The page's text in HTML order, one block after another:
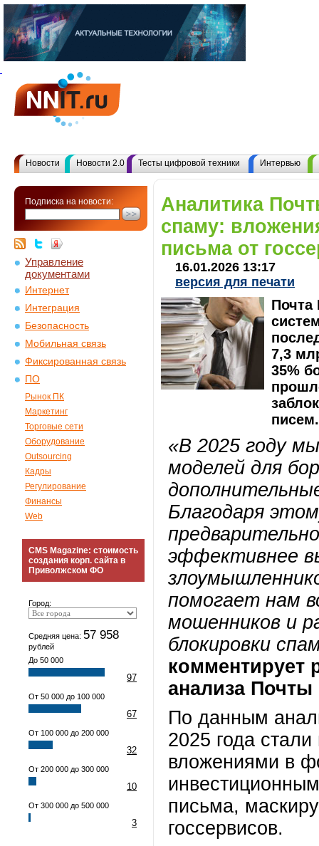
Новости Новости 2.0 Тесты цифровой техники Интервью
Подписка на новости:
Управление
документами
Интернет
Интеграция
Безопасность
Мобильная связь
Фиксированная связь
ПО
Рынок ПК
Маркетинг
Торговые сети
Оборудование
Outsourcing
Кадры
Регулирование
Финансы
Web
CMS Magazine: стоимость
создания корп. сайта в
Приволжском ФО
Город:
Средняя цена: 57 958
рублей
До 50 000
97
От 50 000 до 100 000
67
От 100 000 до 200 000
32
От 200 000 до 300 000
10
От 300 000 до 500 000
3
Аналитика
спаму:
письма от
16.01.2026 13:17
версия для печати
Почта
7,3
35%
писем.
«В 2025 году
моделей для
Благодаря
эффективнее
помогает нам
мошенников и
блокировки
комментирует
анализа
По данным
2025 года
вложениями в
письма,
госсервисов.